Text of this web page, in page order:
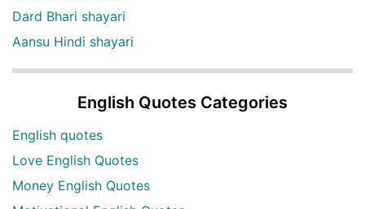
Dard Bhari shayari
Aansu Hindi shayari
English Quotes Categories
English quotes
Love English Quotes
Money English Quotes